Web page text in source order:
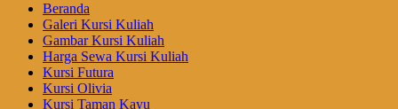
Beranda
Galeri Kursi Kuliah
Gambar Kursi Kuliah
Harga Sewa Kursi Kuliah
Kursi Futura
Kursi Olivia
Kursi Taman Kayu